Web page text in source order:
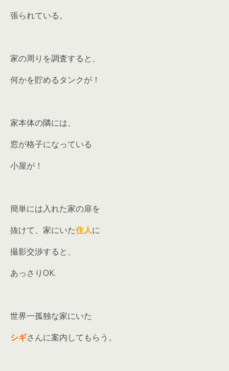
張られている。
家の周りを調査すると、
何かを貯めるタンクが！
家本体の隣には、
窓が格子になっている
小屋が！
簡単には入れた家の扉を
抜けて、家にいた住人に
撮影交渉すると、
あっさりOK.
世界一孤独な家にいた
シギさんに案内してもらう。